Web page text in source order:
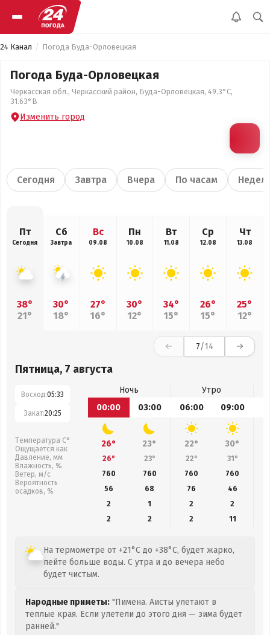
24 Канал Погода Буда-Орловецкая
Погода Буда-Орловецкая
Черкасская обл., Черкасский район, Буда-Орловецкая, 49.3°С,
31.63°В
Изменить город
Сегодня Завтра Вчера По часам
Пт
Сегодня
38°
21°
Сб
Завтра
30°
18°
Вс
09.08
27°
16°
Пн
10.08
30°
12°
Вт
11.08
34°
15°
Ср
12.08
26°
15°
Чт
13.08
25°
12°
7/14
Пятница, 7 августа
Восход:05:33
Закат:20:25
Температура С°
Ощущается как
Давление, мм
Влажность, %
Ветер, м/с
Вероятность
осадков, %
Ночь
Утро
00:00
03:00 06:00 09:00
26° 23° 22° 30°
26° 23° 22° 31°
760
760 760 760
56
68 76
46
2
1 2
2
2
2 2 11
На термометре от +21°C до +38°C, будет жарко,
пейте больше воды. С утра и до вечера небо
будет чистым.
Народные приметы: "Пимена. Аисты улетают в
теплые края. Если улетели до этого дня — зима будет
ранней."